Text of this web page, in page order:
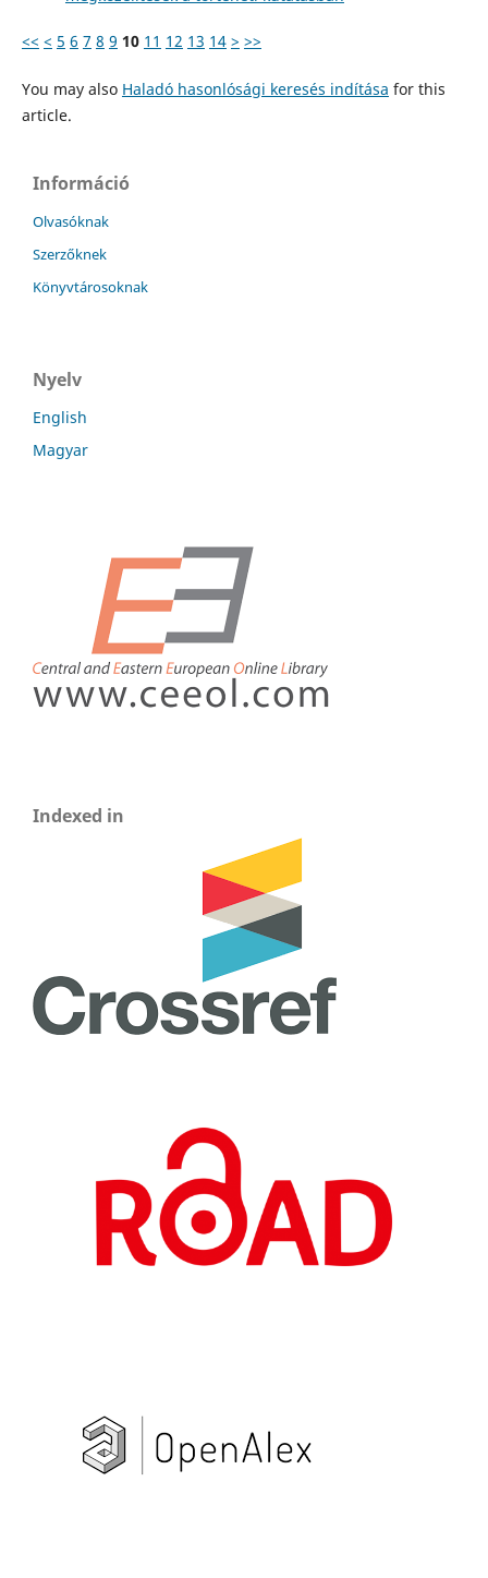
<< < 5 6 7 8 9 10 11 12 13 14 > >>
You may also Haladó hasonlósági keresés indítása for this
article.
Információ
Olvasóknak
Szerzőknek
Könyvtárosoknak
Nyelv
English
Magyar
Indexed in